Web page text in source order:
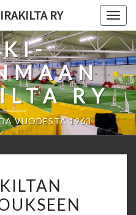
RY
RY
VUODESTA 1963
KILTAN